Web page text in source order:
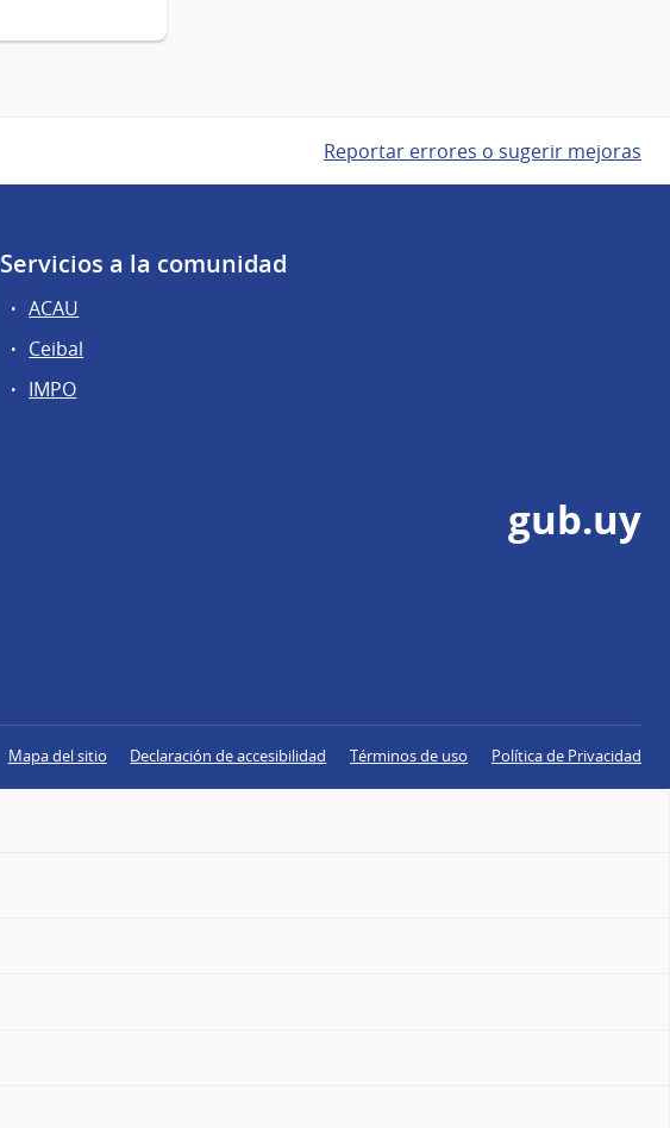
Reportar errores o sugerir mejoras
Servicios a la comunidad
ACAU
Ceibal
IMPO
gub.uy
Mapa del sitio Declaración de accesibilidad Términos de uso Política de Privacidad